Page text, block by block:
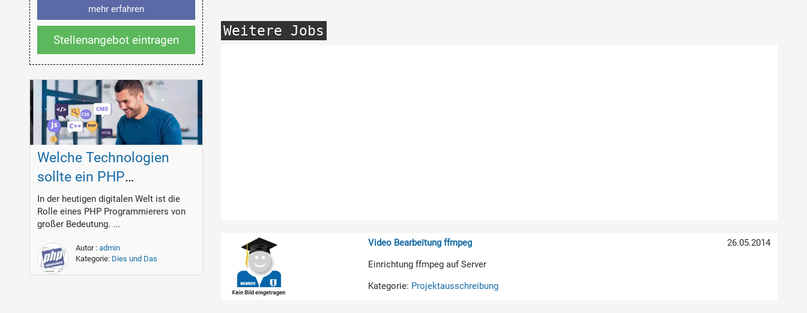
Weitere Jobs
26.05.2014
Video Bearbeitung ffmpeg
Einrichtung ffmpeg auf Server
Kategorie: Projektausschreibung
mehr erfahren
Stellenangebot eintragen
Welche Technologien
sollte ein PHP
Programmierer
beherrschen?
In der heutigen digitalen Welt ist die
Rolle eines PHP Programmierers von
großer Bedeutung. ...
Autor : admin
Kategorie: Dies und Das